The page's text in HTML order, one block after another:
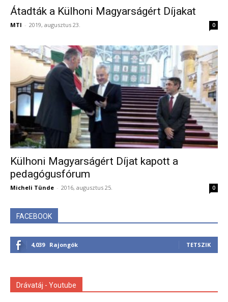
Átadták a Külhoni Magyarságért Díjakat
MTI - 2019, augusztus 23. 0
Külhoni Magyarságért Díjat kapott a
pedagógusfórum
Micheli Tünde - 2016, augusztus 25. 0
FACEBOOK
4,039 Rajongók TETSZIK
Drávatáj - Youtube